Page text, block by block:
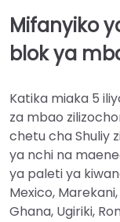
Mifanyiko
blok ya
Katika miaka 5
za mbao
chetu cha Shuliy
ya nchi na
ya paleti ya
Mexico,
Ghana, Ugiriki,